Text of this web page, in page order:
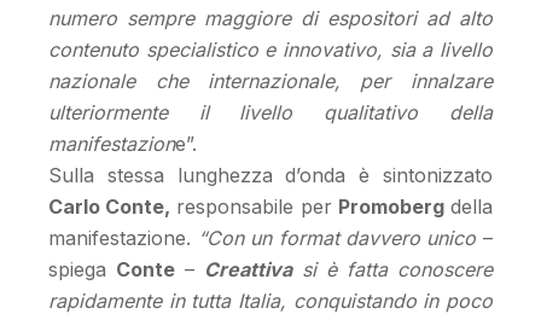
numero sempre maggiore di espositori ad alto
contenuto specialistico e innovativo, sia a livello
nazionale che internazionale, per innalzare
ulteriormente il livello qualitativo della
manifestazione”.
Sulla stessa lunghezza d’onda è sintonizzato
Carlo Conte, responsabile per Promobergdella
manifestazione. “Con un format davvero unico –
spiega Conte – Creattivasi è fatta conoscere
rapidamente in tutta Italia, conquistando in poco